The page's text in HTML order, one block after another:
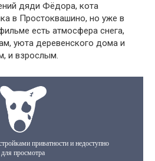
дяди Фёдора, кота
в Простоквашино, но уже в
есть атмосфера снега,
уюта деревенского дома и
и взрослым.